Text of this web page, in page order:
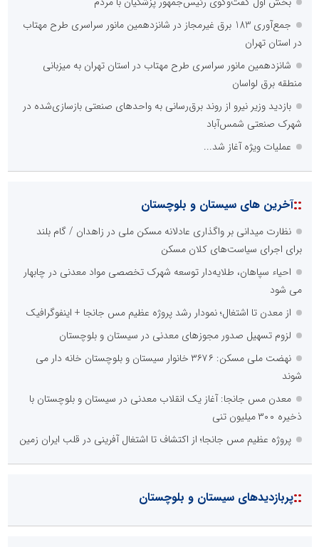
جمع‌آوری 183 برق غیرمجاز در شانزدهمین مانور سراسری طرح مهتاب
در استان تهران
شانزدهمین مانور سراسری طرح مهتاب در استان تهران به میزبانی
منطقه برق لواسان
بازدید وزیر نیرو از روند برق‌رسانی به واحدهای صنعتی بازسازی‌شده در
شهرک صنعتی شمس‌آباد
عملیات ویژه آغاز شد...
::آخرین های سیستان و بلوچستان
نظارت میدانی بر واگذاری عادلانه مسکن ملی در زاهدان / گام بلند
برای اجرای سیاست‌های کلان مسکن
احیاء سپاهان، طلایه‌دار توسعه شهرک تخصصی مواد معدنی در چابهار
می شود
از معدن تا اشتغال؛ نمودار رشد پروژه عظیم مس جانجا + اینفوگرافیک
لزوم تسهیل صدور مجوزهای معدنی در سیستان و بلوچستان
نهضت ملی مسکن: ۳۶۷۶ خانوار سیستان و بلوچستان خانه دار می
شوند
معدن مس جانجا: آغاز یک انقلاب معدنی در سیستان و بلوچستان با
ذخیره ۳۰۰ میلیون تنی
پروژه عظیم مس جانجا؛ از اکتشاف تا اشتغال آفرینی در قلب ایران زمین
::پربازدیدهای سیستان و بلوچستان